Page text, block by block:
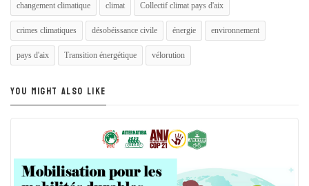
changement climatique climat Collectif climat pays d'aix
crimes climatiques désobéissance civile énergie environnement
pays d'aix Transition énergétique vélorution
YOU MIGHT ALSO LIKE